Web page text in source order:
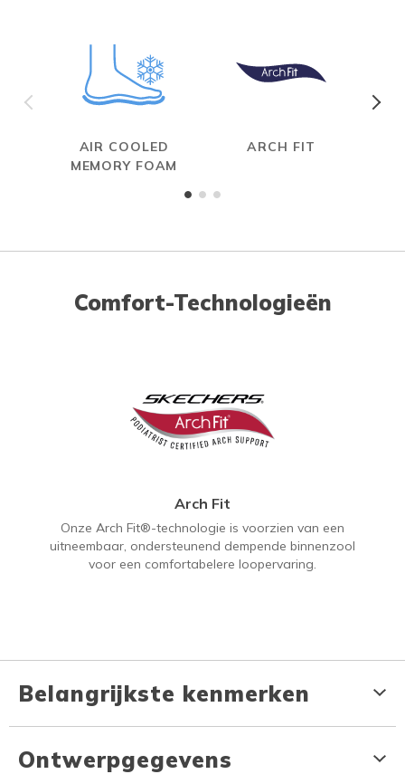
AIR COOLED
MEMORY FOAM
ARCH FIT
Comfort-Technologieën
Arch Fit
Onze Arch Fit®-technologie is voorzien van een
uitneembaar, ondersteunend dempende binnenzool
voor een comfortabelere loopervaring.
Belangrijkste kenmerken
Ontwerpgegevens